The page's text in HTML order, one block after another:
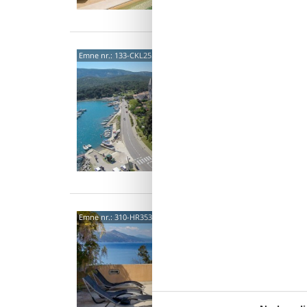
Emne nr.: 133-CKL255
Emne nr.: 310-HR3530.604.1